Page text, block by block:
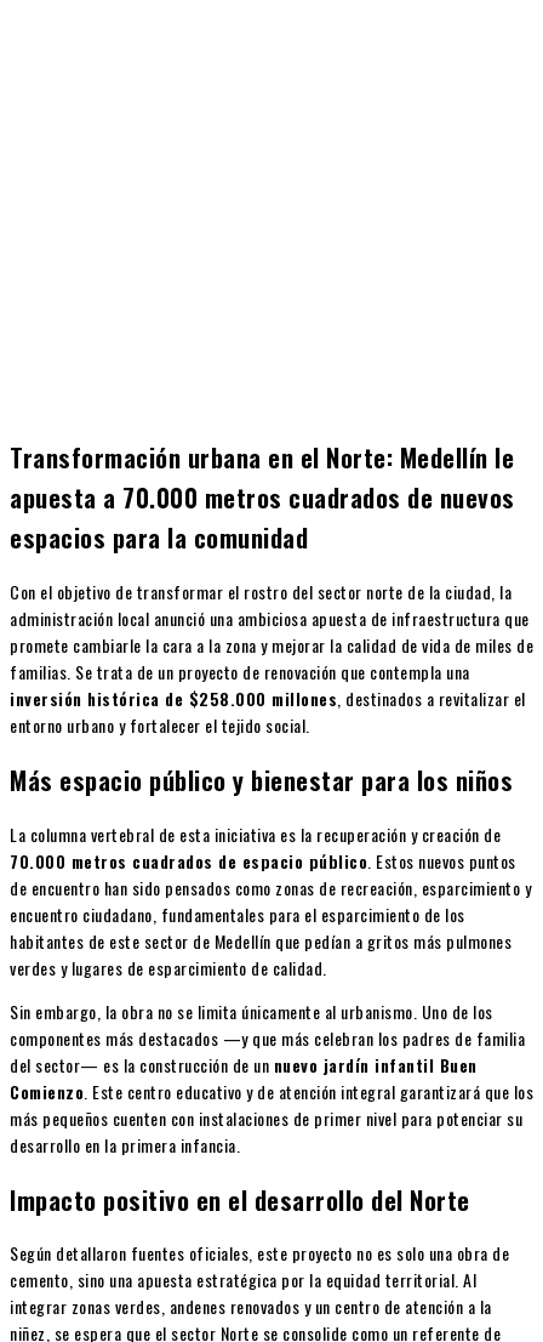
Transformación urbana en el Norte: Medellín le
apuesta a 70.000 metros cuadrados de nuevos
espacios para la comunidad
Con el objetivo de transformar el rostro del sector norte de la ciudad, la
administración local anunció una ambiciosa apuesta de infraestructura que
promete cambiarle la cara a la zona y mejorar la calidad de vida de miles de
familias. Se trata de un proyecto de renovación que contempla una
inversión histórica de $258.000 millones , destinados a revitalizar el
entorno urbano y fortalecer el tejido social.
Más espacio público y bienestar para los niños
La columna vertebral de esta iniciativa es la recuperación y creación de
70.000 metros cuadrados de espacio público . Estos nuevos puntos
de encuentro han sido pensados como zonas de recreación, esparcimiento y
encuentro ciudadano, fundamentales para el esparcimiento de los
habitantes de este sector de Medellín que pedían a gritos más pulmones
verdes y lugares de esparcimiento de calidad.
Sin embargo, la obra no se limita únicamente al urbanismo. Uno de los
componentes más destacados —y que más celebran los padres de familia
del sector— es la construcción de un nuevo jardín infantil Buen
Comienzo . Este centro educativo y de atención integral garantizará que los
más pequeños cuenten con instalaciones de primer nivel para potenciar su
desarrollo en la primera infancia.
Impacto positivo en el desarrollo del Norte
Según detallaron fuentes oficiales, este proyecto no es solo una obra de
cemento, sino una apuesta estratégica por la equidad territorial. Al
integrar zonas verdes, andenes renovados y un centro de atención a la
niñez, se espera que el sector Norte se consolide como un referente de